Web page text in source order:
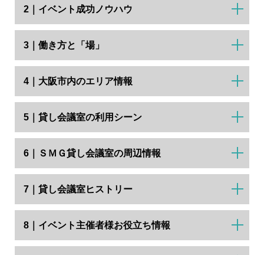
2｜イベント成功ノウハウ
3｜働き方と「場」
4｜大阪市内のエリア情報
5｜貸し会議室の利用シーン
6｜ＳＭＧ貸し会議室の周辺情報
7｜貸し会議室ヒストリー
8｜イベント主催者様お役立ち情報